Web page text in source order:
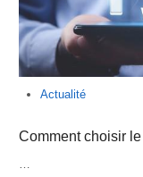
Actualité
Comment choisir